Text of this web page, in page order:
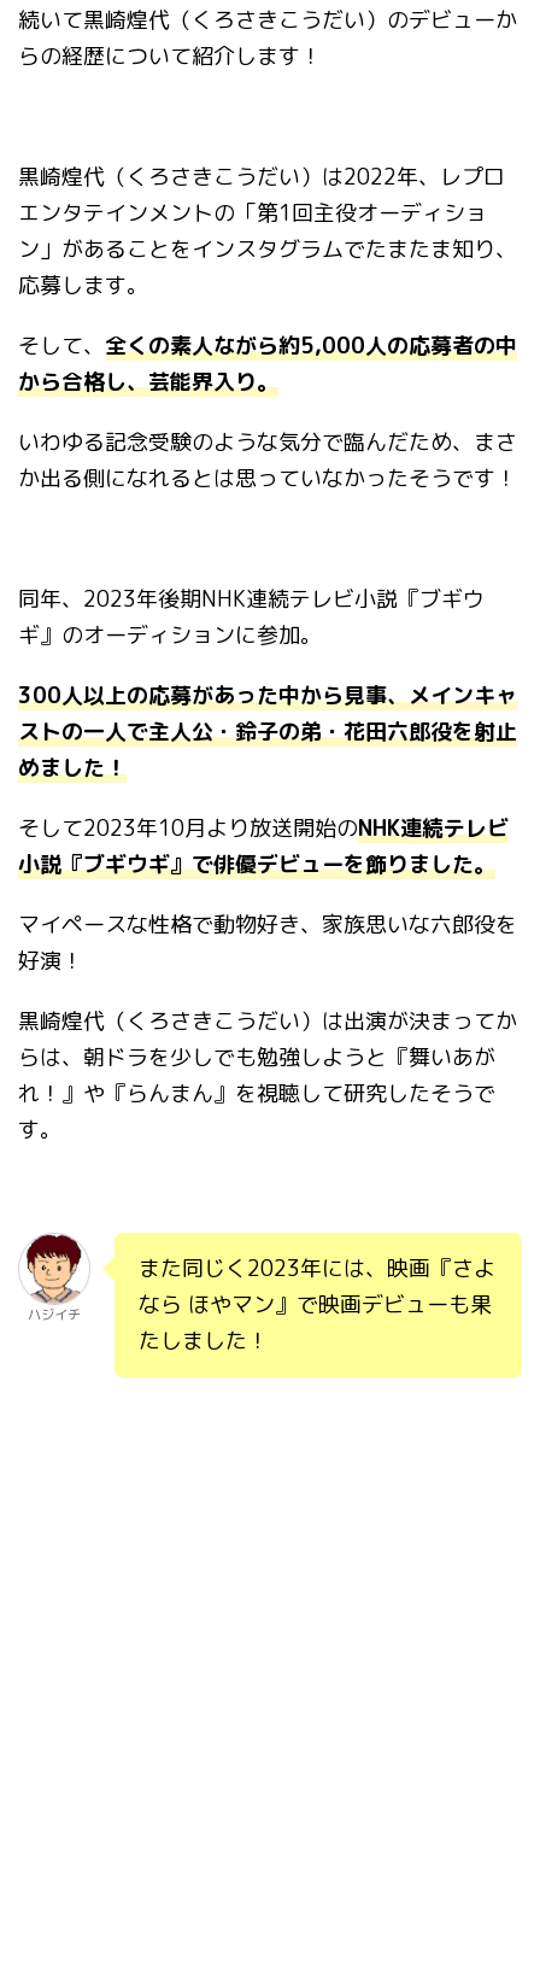
続いて黒崎煌代（くろさきこうだい）のデビューか
らの経歴について紹介します！
黒崎煌代（くろさきこうだい）は2022年、レプロ
エンタテインメントの「第1回主役オーディショ
ン」があることをインスタグラムでたまたま知り、
応募します。
そして、 全くの素人ながら約5,000人の応募者の中
から合格し、芸能界入り。
いわゆる記念受験のような気分で臨んだため、まさ
か出る側になれるとは思っていなかったそうです！
同年、2023年後期NHK連続テレビ小説『ブギウ
ギ』のオーディションに参加。
300人以上の応募があった中から見事、メインキャ
ストの一人で主人公・鈴子の弟・花田六郎役を射止
めました！
そして2023年10月より放送開始のNHK連続テレビ
小説『ブギウギ』で俳優デビューを飾りました。
マイペースな性格で動物好き、家族思いな六郎役を
好演！
黒崎煌代（くろさきこうだい）は出演が決まってか
らは、朝ドラを少しでも勉強しようと『舞いあが
れ！』や『らんまん』を視聴して研究したそうで
す。
ハジイチ
また同じく2023年には、映画『さよ
なら ほやマン』で映画デビューも果
たしました！